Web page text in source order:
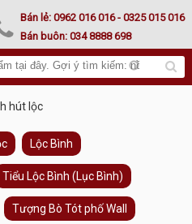
Bán lẻ:0962 016 016 - 0325 015 016
Bán buôn:034 8888 698
hút lộc
Lộc Bình
Tiểu Lộc Bình (Lục Bình)
Tượng Bò Tót phố Wall